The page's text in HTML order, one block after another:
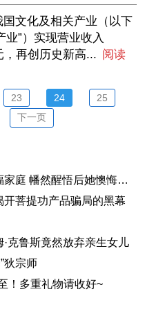
国文化及相关产业（以下
业”）实现营业收入
，再创历史新高... 阅读
23 24
25
下一页
庭 幡然醒悟后她懊悔不已
开菩提功产品骗局的黑幕
·克鲁斯竟然放弃亲生女儿
狄宗师
！多重礼物请收好~